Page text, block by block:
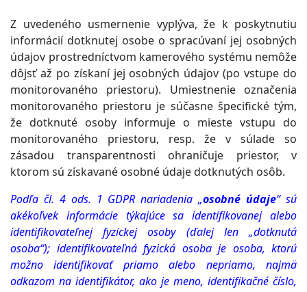
Z uvedeného usmernenie vyplýva, že k poskytnutiu
informácií dotknutej osobe o spracúvaní jej osobných
údajov prostredníctvom kamerového systému nemôže
dôjsť až po získaní jej osobných údajov (po vstupe do
monitorovaného priestoru). Umiestnenie označenia
monitorovaného priestoru je súčasne špecifické tým,
že dotknuté osoby informuje o mieste vstupu do
monitorovaného priestoru, resp. že v súlade so
zásadou transparentnosti ohraničuje priestor, v
ktorom sú získavané osobné údaje dotknutých osôb.
Podľa čl. 4 ods. 1 GDPR nariadenia „osobné údaje“ sú
akékoľvek informácie týkajúce sa identifikovanej alebo
identifikovateľnej fyzickej osoby (ďalej len „dotknutá
osoba“); identifikovateľná fyzická osoba je osoba, ktorú
možno identifikovať priamo alebo nepriamo, najmä
odkazom na identifikátor, ako je meno, identifikačné číslo,